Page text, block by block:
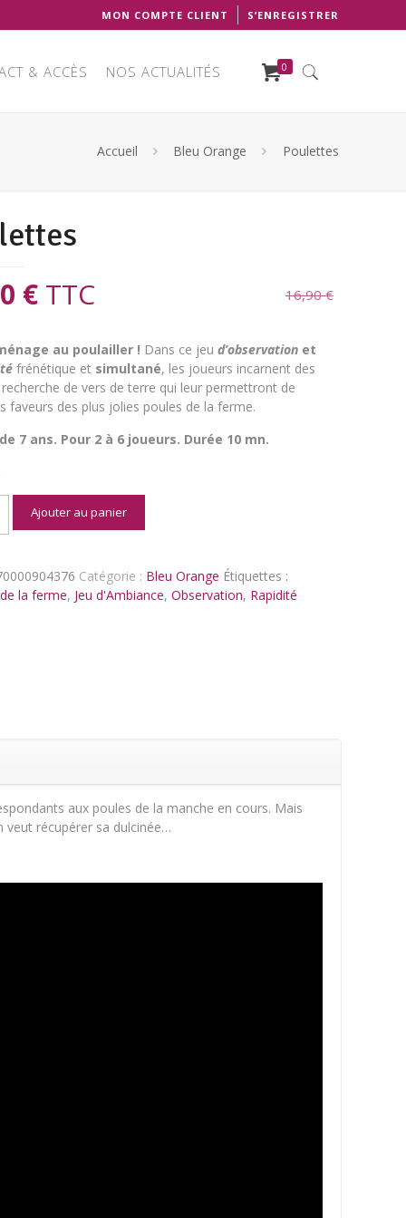
MON COMPTE CLIENT S’ENREGISTRER
& ACCÈS NOS ACTUALITÉS 0
Accueil Bleu Orange Poulettes
16,90€
:
€.
€Le
actuel
est :
14,90 €.
TTC
au poulailler ! Dans ce jeu d’observationet
frénétique et simultané, les joueurs incarnent des
de vers de terre qui leur permettront de
faveurs des plus jolies poules de la ferme.
7 ans. Pour 2 à 6 joueurs. Durée 10 mn.
Ajouter au panier
Catégorie : Bleu Orange Étiquettes :
la ferme, Jeu d'Ambiance, Observation, Rapidité
aux poules de la manche en cours. Mais
veut récupérer sa dulcinée…